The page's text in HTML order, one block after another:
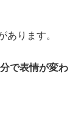
あります。
で表情が変わ